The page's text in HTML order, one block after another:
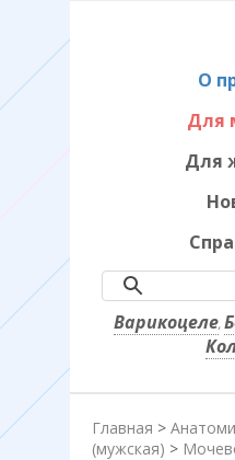
О
Для
Для
Варикоцеле,
Главная >
(мужская) >